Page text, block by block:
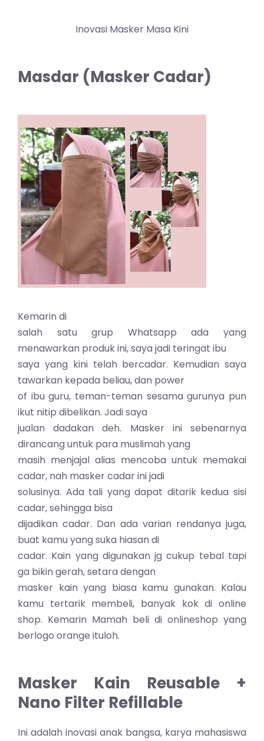
Inovasi Masker Masa Kini
Masdar (Masker Cadar)
Kemarin di
salah satu grup Whatsapp ada yang
menawarkan produk ini, saya jadi teringat ibu
saya yang kini telah bercadar. Kemudian saya
tawarkan kepada beliau, dan power
of ibu guru, teman-teman sesama gurunya pun
ikut nitip dibelikan. Jadi saya
jualan dadakan deh. Masker ini sebenarnya
dirancang untuk para muslimah yang
masih menjajal alias mencoba untuk memakai
cadar, nah masker cadar ini jadi
solusinya. Ada tali yang dapat ditarik kedua sisi
cadar, sehingga bisa
dijadikan cadar. Dan ada varian rendanya juga,
buat kamu yang suka hiasan di
cadar. Kain yang digunakan jg cukup tebal tapi
ga bikin gerah, setara dengan
masker kain yang biasa kamu gunakan. Kalau
kamu tertarik membeli, banyak kok di online
shop. Kemarin Mamah beli di onlineshop yang
berlogo orange ituloh.
Masker Kain Reusable +
Nano Filter Refillable
Ini adalah inovasi anak bangsa, karya mahasiswa